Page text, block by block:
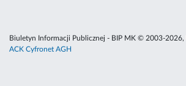
Biuletyn Informacji Publicznej - BIP MK © 2003-2026,
ACK Cyfronet AGH